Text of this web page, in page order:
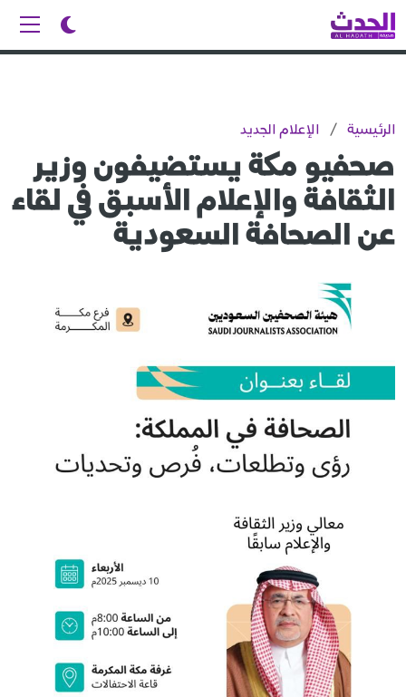
الرئيسية / الإعلام الجديد
صحفيو مكة يستضيفون وزير
الثقافة والإعلام الأسبق في لقاء
عن الصحافة السعودية